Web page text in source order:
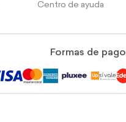
Centro de ayuda
Formas de pago